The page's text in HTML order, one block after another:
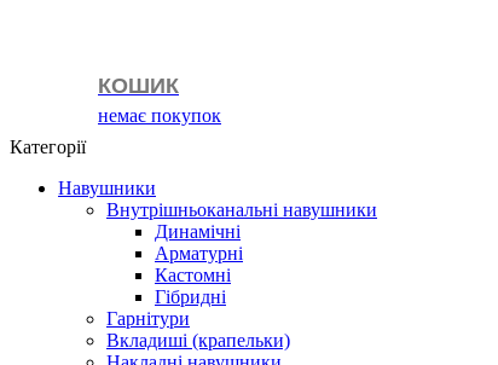
КОШИК
немає покупок
Категорії
Навушники
Внутрішньоканальні навушники
Динамічні
Арматурні
Кастомні
Гібридні
Гарнітури
Вкладиші (крапельки)